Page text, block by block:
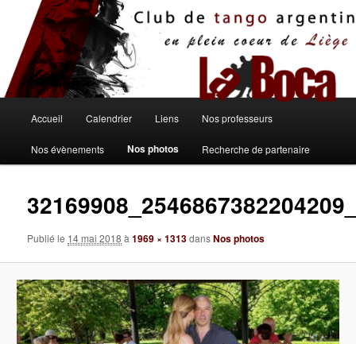
contenu
principal
principal
Accueil Calendrier Liens Nos professeurs
Nos évènements Nos photos Recherche de partenaire
Publié le 14 mai 2018 à1969 × 1313dansNos photos